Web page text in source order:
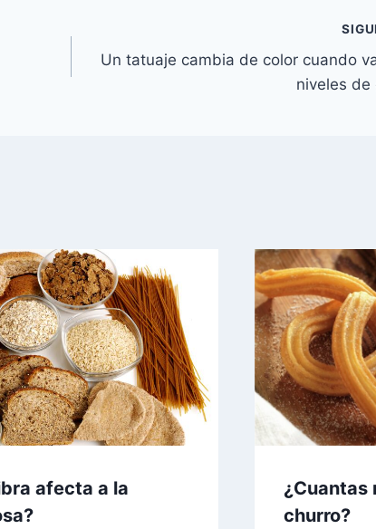
Un tatuaje cambia de color cuando
niveles de
afecta a la
¿Cuantas
churro?